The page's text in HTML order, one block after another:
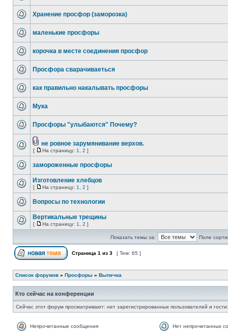
Хранение просфор (заморозка)
маленькие просфоры
корочка в месте соединения просфор
Просфора сварачиваеться
как правильно накалывать просфоры
Мука
Просфоры "улыбаются" Почему?
не ровное зарумянивание верхов.
[ На страницу: 1 2 ]
замороженные просфоры
Изготовление хлебцов
[ На страницу: 1 2 ]
Вопросы по технологии
Вертикальные трещины
[ На страницу: 1 2 ]
Показать темы за: Поле
Страница 1 из 3 [ Тем: 65 ]
Список форумов » Просфоры » Выпечка
Кто сейчас на конференции
Сейчас этот форум просматривают: нет зарегистрированных пользователей и
Непрочитанные сообщения Нет непрочитанных